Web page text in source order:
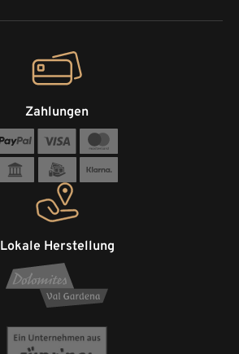
Lokale Herstellung
Zahlungen